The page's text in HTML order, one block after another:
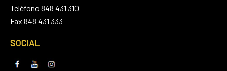
Teléfono 848 431 310
Fax 848 431 333
SOCIAL